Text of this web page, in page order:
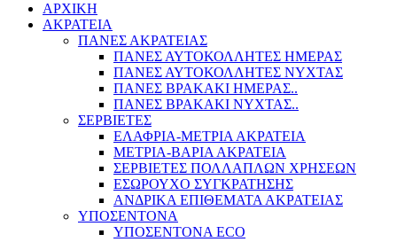
ΑΡΧΙΚΗ
ΑΚΡΑΤΕΙΑ
ΠΑΝΕΣ ΑΚΡΑΤΕΙΑΣ
ΠΑΝΕΣ ΑΥΤΟΚΟΛΛΗΤΕΣ ΗΜΕΡΑΣ
ΠΑΝΕΣ ΑΥΤΟΚΟΛΛΗΤΕΣ ΝΥΧΤΑΣ
ΠΑΝΕΣ ΒΡΑΚΑΚΙ ΗΜΕΡΑΣ..
ΠΑΝΕΣ ΒΡΑΚΑΚΙ ΝΥΧΤΑΣ..
ΣΕΡΒΙΕΤΕΣ
ΕΛΑΦΡΙΑ-ΜΕΤΡΙΑ ΑΚΡΑΤΕΙΑ
ΜΕΤΡΙΑ-ΒΑΡΙΑ ΑΚΡΑΤΕΙΑ
ΣΕΡΒΙΕΤΕΣ ΠΟΛΛΑΠΛΩΝ ΧΡΗΣΕΩΝ
ΕΣΩΡΟΥΧΟ ΣΥΓΚΡΑΤΗΣΗΣ
ΑΝΔΡΙΚΑ ΕΠΙΘΕΜΑΤΑ ΑΚΡΑΤΕΙΑΣ
ΥΠΟΣΕΝΤΟΝΑ
ΥΠΟΣΕΝΤΟΝΑ ECO